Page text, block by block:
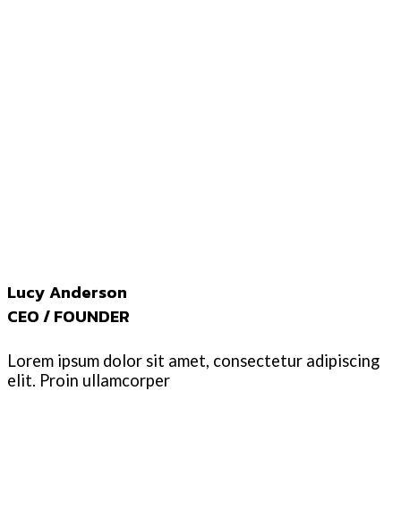
Lucy Anderson
CEO / FOUNDER
Lorem ipsum dolor sit amet, consectetur adipiscing
elit. Proin ullamcorper